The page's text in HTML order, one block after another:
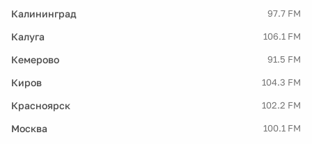
Калининград 97.7 FM
Калуга 106.1 FM
Кемерово 91.5 FM
Киров 104.3 FM
Красноярск 102.2 FM
Москва 100.1 FM